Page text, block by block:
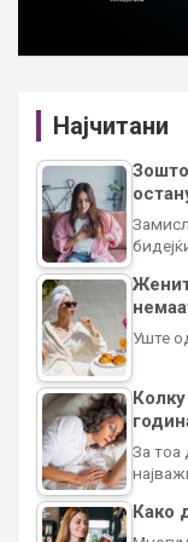
Најчитани
Уште
За тоа
Како